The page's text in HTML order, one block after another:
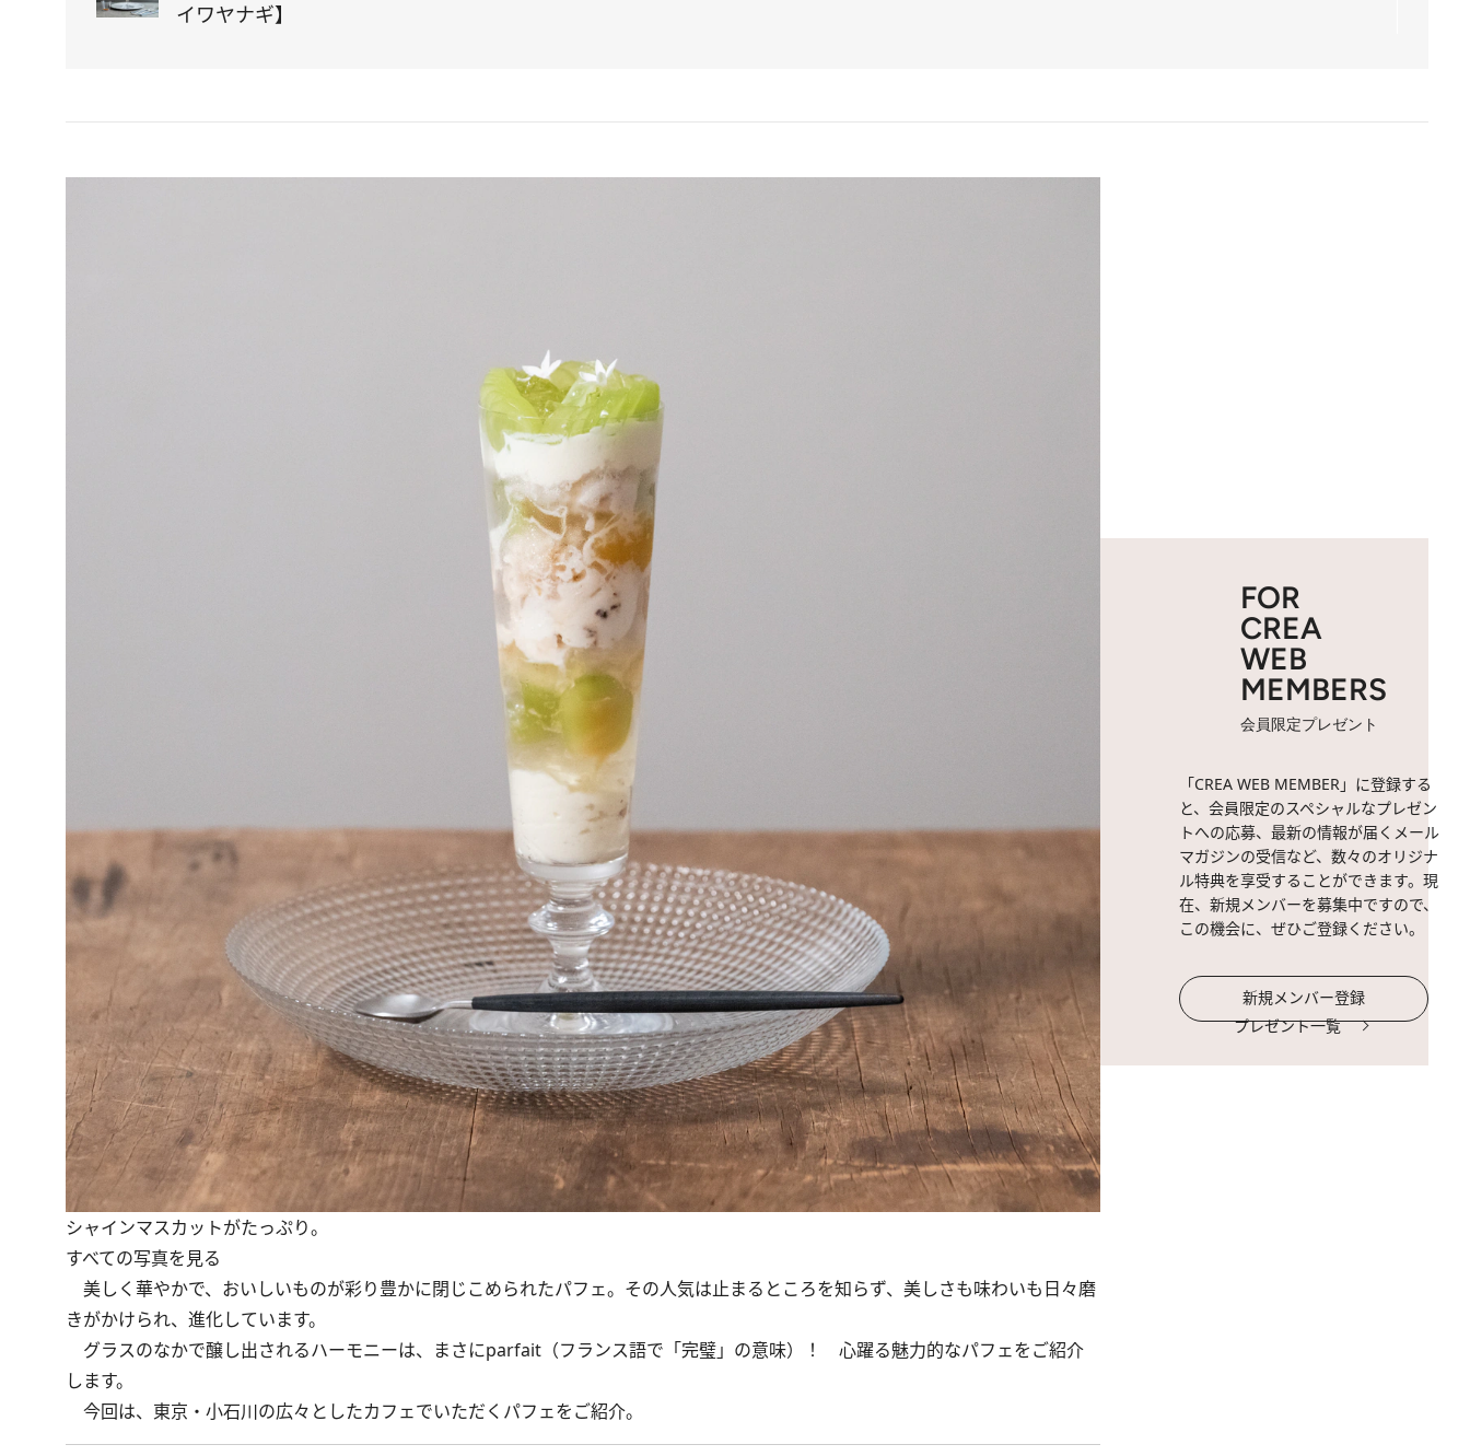
イワヤナギ】
シャインマスカットがたっぷり。
すべての写真を見る
美しく華やかで、おいしいものが彩り豊かに閉じこめられたパフェ。その人気は止まるところを知らず、美しさも味わいも日々磨
きがかけられ、進化しています。
グラスのなかで醸し出されるハーモニーは、まさにparfait（フランス語で「完璧」の意味）！ 心躍る魅力的なパフェをご紹介
します。
今回は、東京・小石川の広々としたカフェでいただくパフェをご紹介。
FOR
CREA
WEB
MEMBERS
会員限定プレゼント
「CREA WEB MEMBER」に登録する
と、会員限定のスペシャルなプレゼン
トへの応募、最新の情報が届くメール
マガジンの受信など、数々のオリジナ
ル特典を享受することができます。現
在、新規メンバーを募集中ですので、
この機会に、ぜひご登録ください。
新規メンバー登録
プレゼント一覧